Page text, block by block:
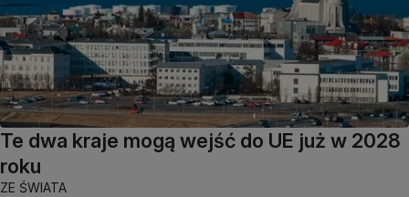
Te dwa kraje mogą wejść do UE już w 2028
roku
ZE ŚWIATA